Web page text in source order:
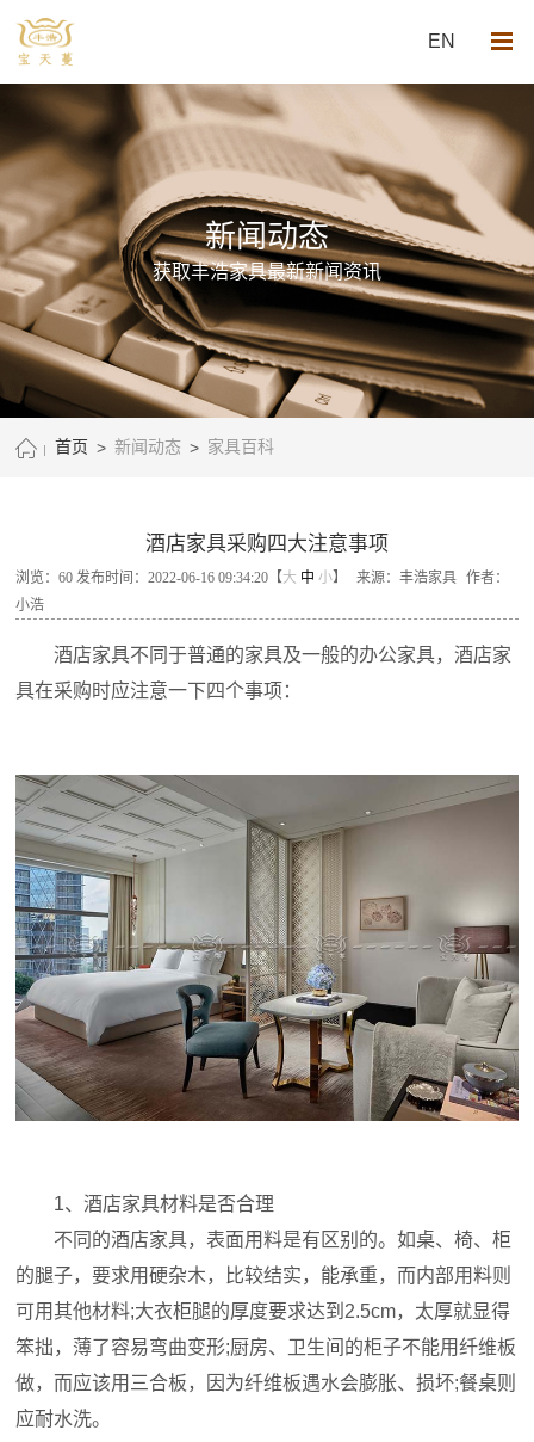
EN
新闻动态
获取丰浩家具最新新闻资讯
首页 > 新闻动态 > 家具百科
酒店家具采购四大注意事项
浏览：60 发布时间：2022-06-16 09:34:20【大 中 小】 来源：丰浩家具
作者：
小浩
酒店家具不同于普通的家具及一般的办公家具，酒店家
具在采购时应注意一下四个事项：
1、酒店家具材料是否合理
不同的酒店家具，表面用料是有区别的。如桌、椅、柜
的腿子，要求用硬杂木，比较结实，能承重，而内部用料则
可用其他材料;大衣柜腿的厚度要求达到2.5cm，太厚就显得
笨拙，薄了容易弯曲变形;厨房、卫生间的柜子不能用纤维板
做，而应该用三合板，因为纤维板遇水会膨胀、损坏;餐桌则
应耐水洗。